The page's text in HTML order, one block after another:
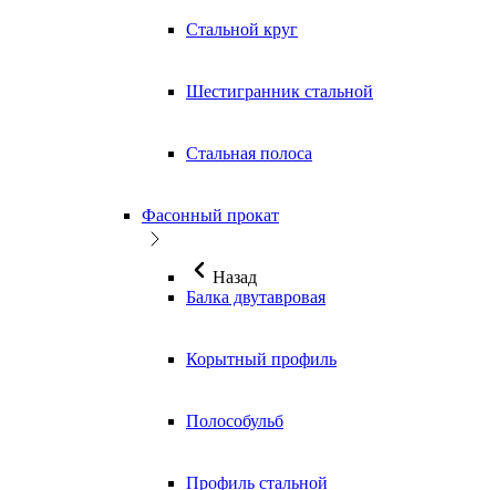
Стальной круг
Шестигранник стальной
Стальная полоса
Фасонный прокат
Назад
Балка двутавровая
Корытный профиль
Полособульб
Профиль стальной